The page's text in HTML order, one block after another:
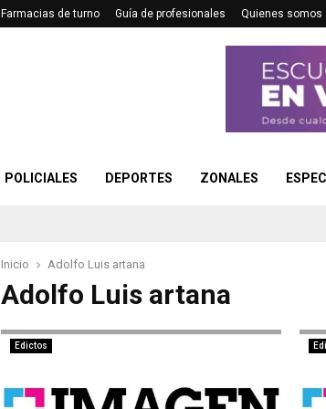
Farmacias de turno Guía de profesionales Quienes somos
POLICIALES DEPORTES ZONALES
Inicio Adolfo Luis artana
Adolfo Luis artana
Edictos